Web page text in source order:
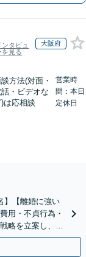
ンタビュ
を見る
大阪府
方法(対面・
話・ビデオな
)は応相談
営業時
間：本日
定休日
】【離婚に強い
用・不貞行為・
略を立案し、全